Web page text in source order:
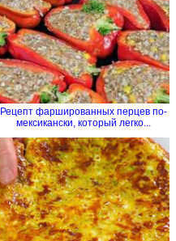
Рецепт фаршированных перцев по-
мексикански, который легко...